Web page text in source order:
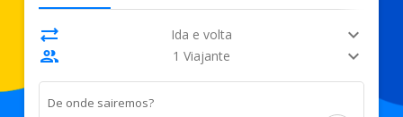
sync_alt Ida e volta
expand_more
people
1 Viajante expand_more
De onde sairemos?